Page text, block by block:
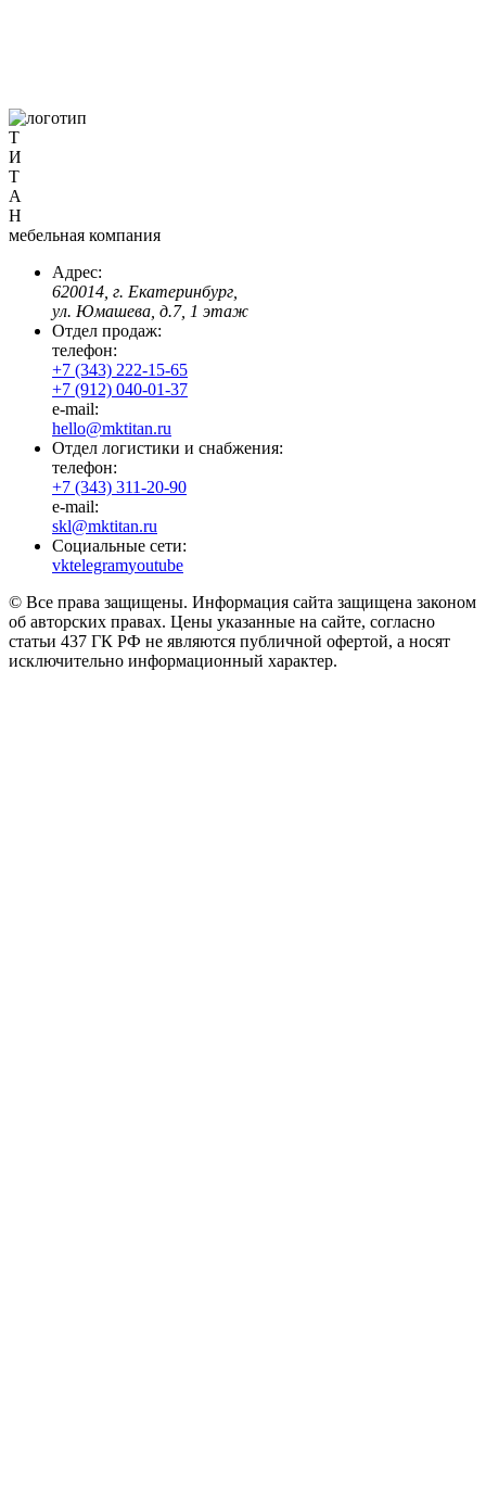
Т
И
Т
А
Н
мебельная компания
Адрес:
620014, г. Екатеринбург,
ул. Юмашева, д.7, 1 этаж
Отдел продаж:
телефон:
+7 (343) 222-15-65
+7 (912) 040-01-37
e-mail:
hello@mktitan.ru
Отдел логистики и снабжения:
телефон:
+7 (343) 311-20-90
e-mail:
skl@mktitan.ru
Социальные сети:
vktelegramyoutube
© Все права защищены. Информация сайта защищена законом
об авторских правах. Цены указанные на сайте, согласно
статьи 437 ГК РФ не являются публичной офертой, а носят
исключительно информационный характер.